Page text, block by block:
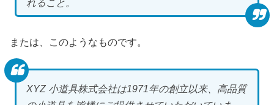
れること。
または、このようなものです。
XYZ 小道具株式会社は1971年の創立以来、高品質